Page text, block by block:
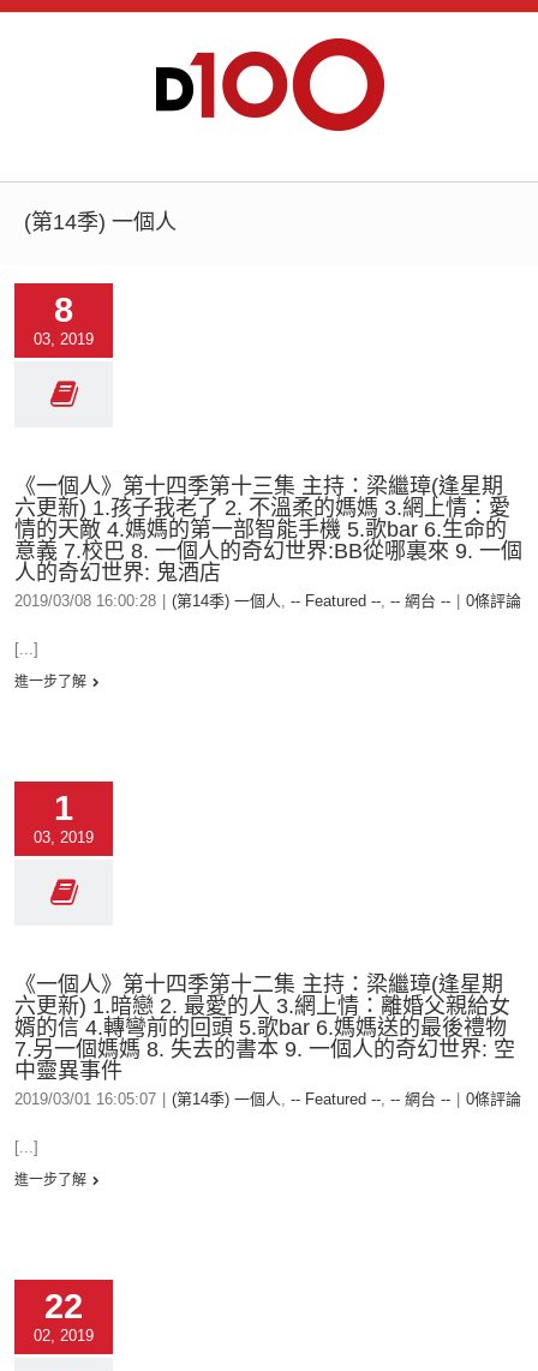
(第14季) 一個人
8
03, 2019
《一個人》第十四季第十三集 主持：梁繼璋(逢星期
六更新) 1.孩子我老了 2. 不溫柔的媽媽 3.網上情：愛
情的天敵 4.媽媽的第一部智能手機 5.歌bar 6.生命的
意義 7.校巴 8. 一個人的奇幻世界:BB從哪裏來 9. 一個
人的奇幻世界: 鬼酒店
2019/03/08 16:00:28 (第14季) 一個人, -- Featured --, -- 網台 -- 0條評論
[...]
進一步了解
1
03, 2019
《一個人》第十四季第十二集 主持：梁繼璋(逢星期
六更新) 1.暗戀 2. 最愛的人 3.網上情：離婚父親給女
婿的信 4.轉彎前的回頭 5.歌bar 6.媽媽送的最後禮物
7.另一個媽媽 8. 失去的書本 9. 一個人的奇幻世界: 空
中靈異事件
2019/03/01 16:05:07 (第14季) 一個人, -- Featured --, -- 網台 -- 0條評論
[...]
進一步了解
22
02, 2019